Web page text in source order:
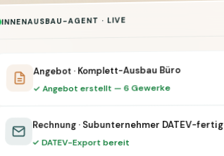
INNENAUSBAU-AGENT · LIVE
Angebot · Komplett-Ausbau Büro
✓ Angebot erstellt — 6 Gewerke
Rechnung · Subunternehmer DATEV-fertig
✓ DATEV-Export bereit